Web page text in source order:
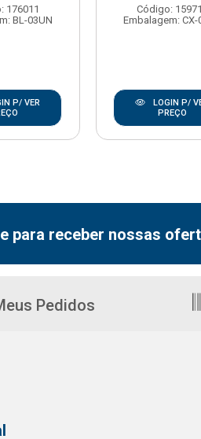
176011
BL-03UN
P/ VER
Código:
Embalagem: CX-
LOGIN P/
PREÇO
para receber nossas
Pedidos